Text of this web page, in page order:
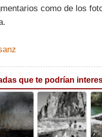
como de los
que te podrían